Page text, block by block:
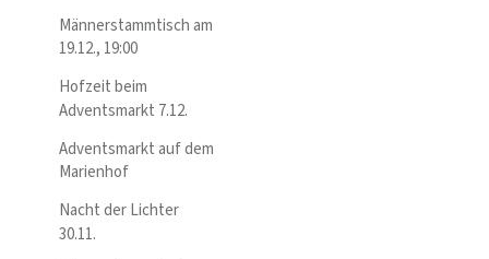
Männerstammtisch am
19.12., 19:00
Hofzeit beim
Adventsmarkt 7.12.
Adventsmarkt auf dem
Marienhof
Nacht der Lichter
30.11.